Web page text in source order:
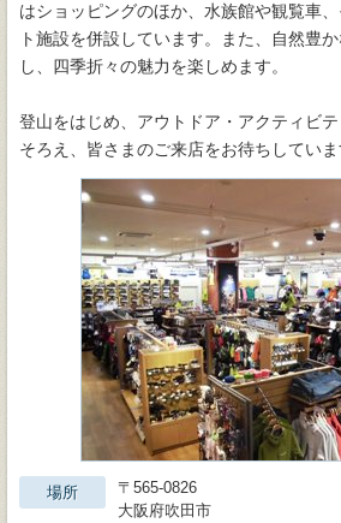
はショッピングのほか、水族館や観覧車
ト施設を併設しています。また、自然豊
し、四季折々の魅力を楽しめます。
登山をはじめ、アウトドア・アクティビ
そろえ、皆さまのご来店をお待ちしていま
場所
〒565-0826
大阪府吹田市